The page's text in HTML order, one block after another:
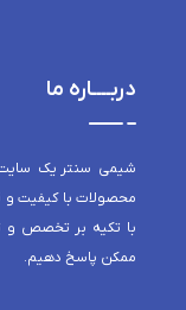
دربــــاره ما
شیمی سنتر یک
محصولات با کیفیت
با تکیه بر تخصص و
ممکن پاسخ دهیم.